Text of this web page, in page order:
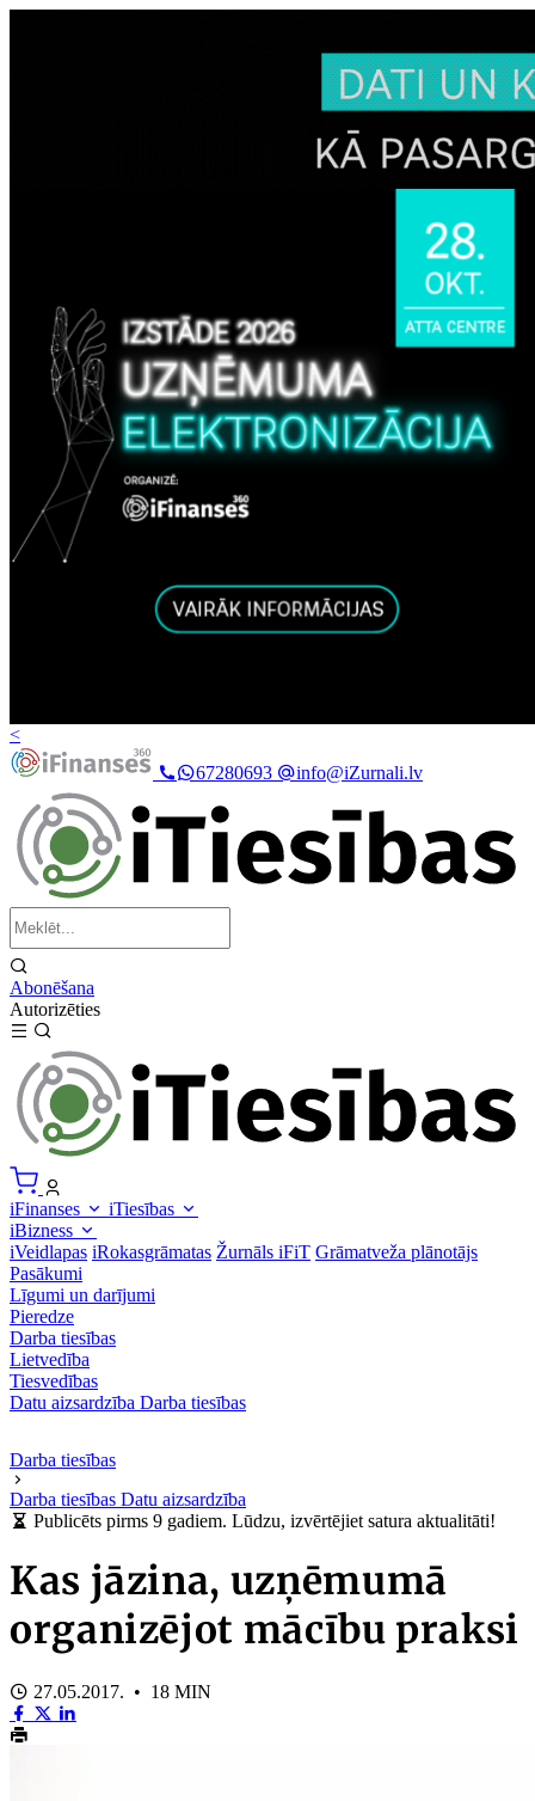
<
67280693
info@iZurnali.lv
Abonēšana
Autorizēties
iFinanses
iTiesības
iBizness
iVeidlapas iRokasgrāmatas Žurnāls iFiT Grāmatveža plānotājs
Pasākumi
Līgumi un darījumi
Pieredze
Darba tiesības
Lietvedība
Tiesvedības
Datu aizsardzība Darba tiesības
Darba tiesības
Darba tiesības Datu aizsardzība
Publicēts pirms 9 gadiem. Lūdzu, izvērtējiet satura aktualitāti!
Kas jāzina, uzņēmumā
organizējot mācību praksi
27.05.2017. • 18 MIN